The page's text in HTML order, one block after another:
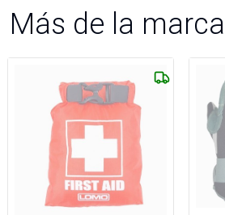
Más de la marca